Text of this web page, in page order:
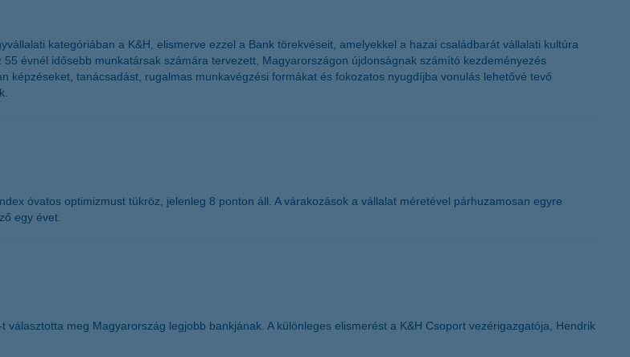
kategóriában a K&H, elismerve ezzel a Bank törekvéseit, amelyekkel a hazai családbarát vállalati kultúra
évnél idősebb munkatársak számára tervezett, Magyarországon újdonságnak számító kezdeményezés
tanácsadást, rugalmas munkavégzési formákat és fokozatos nyugdíjba vonulás lehetővé tevő
óvatos optimizmust tükröz, jelenleg 8 ponton áll. A várakozások a vállalat méretével párhuzamosan egyre
egy évet.
meg Magyarország legjobb bankjának. A különleges elismerést a K&H Csoport vezérigazgatója, Hendrik